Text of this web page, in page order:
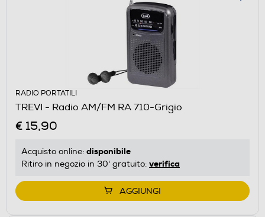
RADIO PORTATILI
TREVI - Radio AM/FM RA 710-Grigio
€ 15,90
Acquisto online: disponibile
Ritiro in negozio in 30' gratuito: verifica
AGGIUNGI